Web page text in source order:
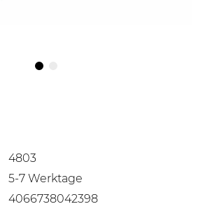
4803
5-7 Werktage
4066738042398